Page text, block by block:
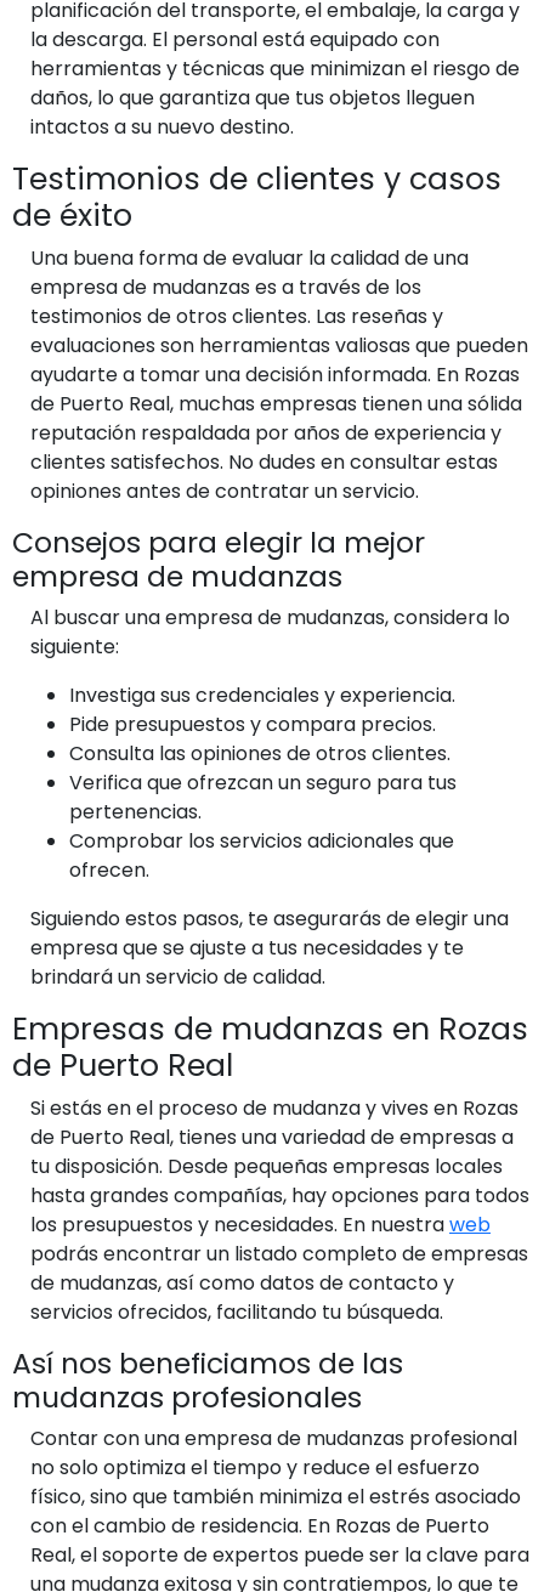
planificación del transporte, el embalaje, la carga y
la descarga. El personal está equipado con
herramientas y técnicas que minimizan el riesgo de
daños, lo que garantiza que tus objetos lleguen
intactos a su nuevo destino.
Testimonios de clientes y casos
de éxito
Una buena forma de evaluar la calidad de una
empresa de mudanzas es a través de los
testimonios de otros clientes. Las reseñas y
evaluaciones son herramientas valiosas que pueden
ayudarte a tomar una decisión informada. En Rozas
de Puerto Real, muchas empresas tienen una sólida
reputación respaldada por años de experiencia y
clientes satisfechos. No dudes en consultar estas
opiniones antes de contratar un servicio.
Consejos para elegir la mejor
empresa de mudanzas
Al buscar una empresa de mudanzas, considera lo
siguiente:
Investiga sus credenciales y experiencia.
Pide presupuestos y compara precios.
Consulta las opiniones de otros clientes.
Verifica que ofrezcan un seguro para tus
pertenencias.
Comprobar los servicios adicionales que
ofrecen.
Siguiendo estos pasos, te asegurarás de elegir una
empresa que se ajuste a tus necesidades y te
brindará un servicio de calidad.
Empresas de mudanzas en Rozas
de Puerto Real
Si estás en el proceso de mudanza y vives en Rozas
de Puerto Real, tienes una variedad de empresas a
tu disposición. Desde pequeñas empresas locales
hasta grandes compañías, hay opciones para todos
los presupuestos y necesidades. En nuestraweb
podrás encontrar un listado completo de empresas
de mudanzas, así como datos de contacto y
servicios ofrecidos, facilitando tu búsqueda.
Así nos beneficiamos de las
mudanzas profesionales
Contar con una empresa de mudanzas profesional
no solo optimiza el tiempo y reduce el esfuerzo
físico, sino que también minimiza el estrés asociado
con el cambio de residencia. En Rozas de Puerto
Real, el soporte de expertos puede ser la clave para
una mudanza exitosa y sin contratiempos, lo que te